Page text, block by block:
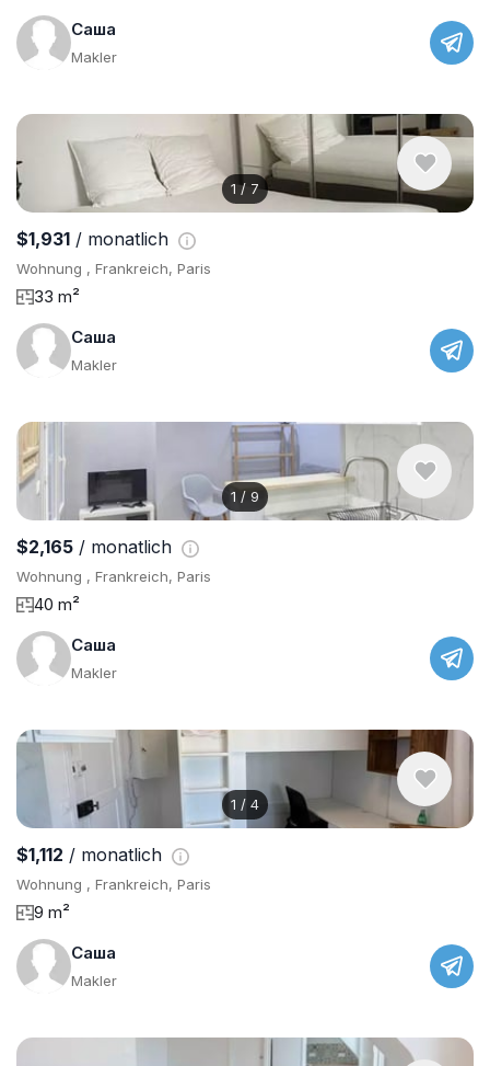
Саша
Makler
1/ 7
$1,931 / monatlich
Wohnung , Frankreich, Paris
33 m²
Саша
Makler
1 / 9
$2,165 / monatlich
Wohnung , Frankreich, Paris
40 m²
Саша
Makler
1 / 4
$1,112 / monatlich
Wohnung , Frankreich, Paris
9 m²
Саша
Makler